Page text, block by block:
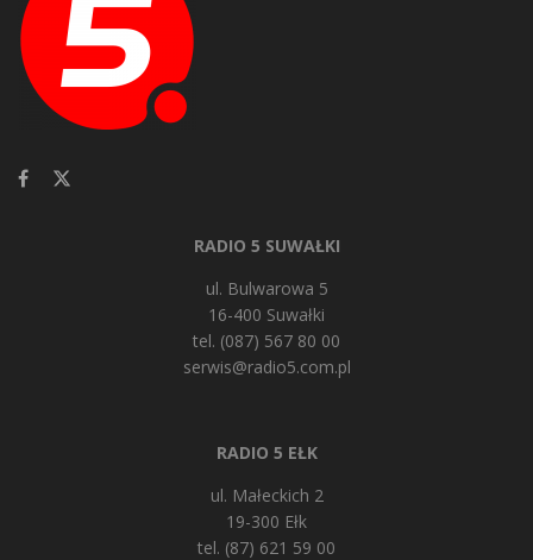
RADIO 5 SUWAŁKI
ul. Bulwarowa 5
16-400 Suwałki
tel. (087) 567 80 00
serwis@radio5.com.pl
RADIO 5 EŁK
ul. Małeckich 2
19-300 Ełk
tel. (87) 621 59 00